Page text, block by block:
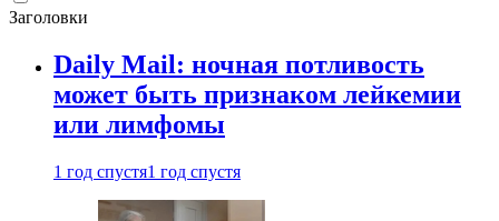
Заголовки
Daily Mail: ночная потливость
может быть признаком лейкемии
или лимфомы
1 год спустя1 год спустя